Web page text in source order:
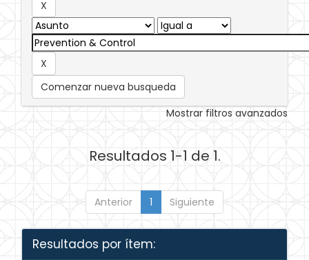
Comenzar nueva busqueda
Mostrar filtros avanzados
Resultados 1-1 de 1.
Anterior 1 Siguiente
Resultados por ítem: